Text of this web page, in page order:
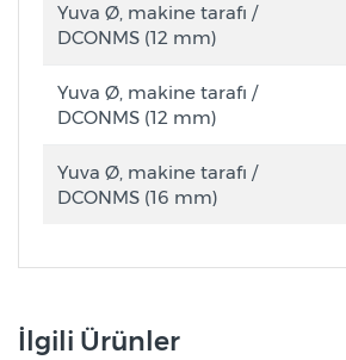
Yuva Ø, makine tarafı /
DCONMS (12 mm)
Yuva Ø, makine tarafı /
DCONMS (12 mm)
Yuva Ø, makine tarafı /
DCONMS (16 mm)
İlgili Ürünler